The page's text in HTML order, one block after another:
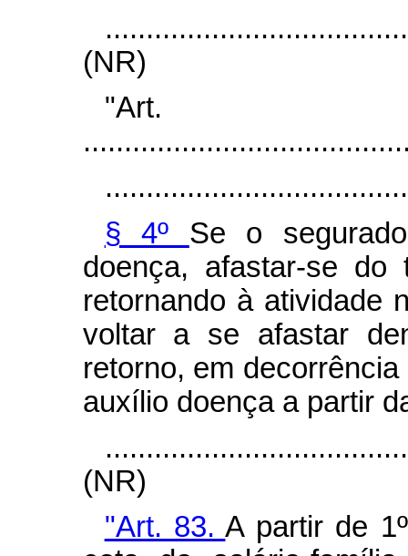
(NR)
§ 4º Se o
doença, afastar-se do
retornando à atividade
voltar a se afastar
retorno, em
auxílio doença a partir
(NR)
"Art. 83.A partir de